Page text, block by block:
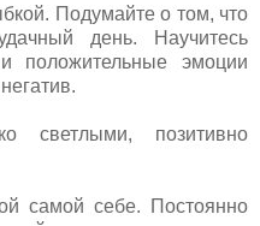
Подумайте о том, что
день. Научитесь
положительные эмоции
светлыми, позитивно
самой себе. Постоянно